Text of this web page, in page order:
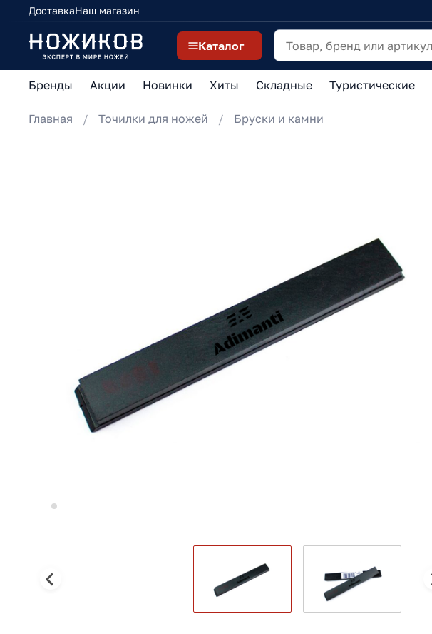
ДоставкаНаш магазин
Каталог
Бренды Акции Новинки Хиты Складные Туристические
Главная Точилки для ножей Бруски и камни